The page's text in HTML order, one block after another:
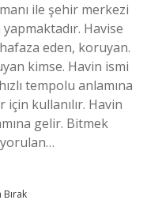
ile şehir merkezi
yapmaktadır. Havise
eden, koruyan.
kimse. Havin ismi
tempolu anlamına
için kullanılır. Havin
gelir. Bitmek